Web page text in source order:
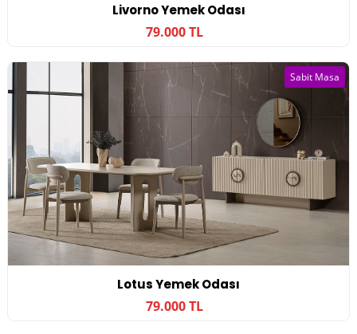
Livorno Yemek Odası
79.000 TL
Lotus Yemek Odası
79.000 TL
Sabit Masa